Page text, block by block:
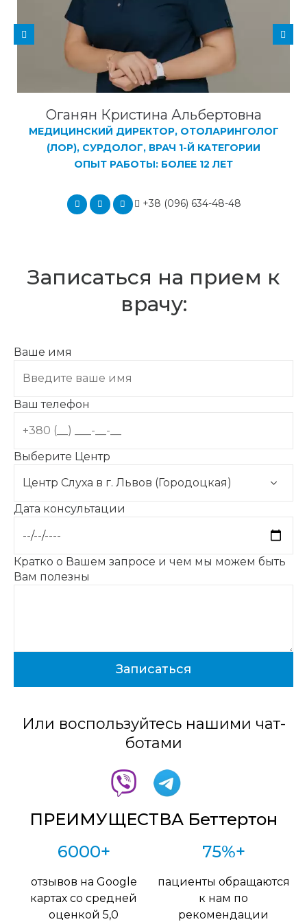
Оганян Кристина Альбертовна
МЕДИЦИНСКИЙ ДИРЕКТОР, ОТОЛАРИНГОЛОГ
(ЛОР), СУРДОЛОГ, ВРАЧ 1-Й КАТЕГОРИИ
ОПЫТ РАБОТЫ: БОЛЕЕ 12 ЛЕТ
+38 (096) 634-48-48
Записаться на прием к
врачу:
Ваше имя
Ваш телефон
Выберите Центр
Дата консультации
Кратко о Вашем запросе и чем мы можем быть
Вам полезны
Или воспользуйтесь нашими чат-
ботами
ПРЕИМУЩЕСТВА Беттертон
6000+
отзывов на Google
картах со средней
оценкой 5,0
75%+
пациенты обращаются
к нам по
рекомендации